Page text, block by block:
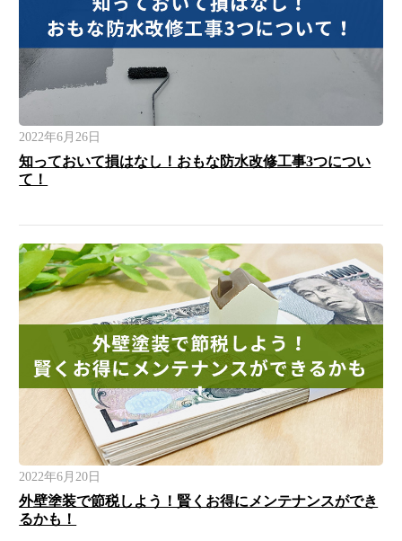
2022年6月26日
知っておいて損はなし！おもな防水改修工事3つについ
て！
2022年6月20日
外壁塗装で節税しよう！賢くお得にメンテナンスができ
るかも！